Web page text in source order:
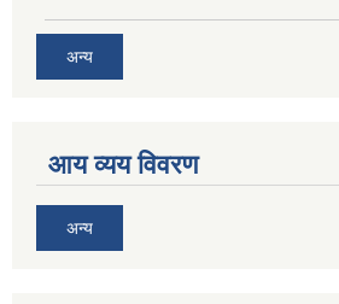
अन्य
आय व्यय विवरण
अन्य